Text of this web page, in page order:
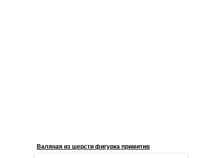
Валяная из шерсти фигурка примитив